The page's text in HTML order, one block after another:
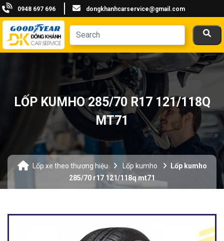
0948 697 696 dongkhanhcarservice@gmail.com
LỐP KUMHO 285/70 R17 121/118Q
MT71
Lốp xe theo thương hiệu Lốp kumho
Lốp kumho
285/70 r17 121/118q mt71